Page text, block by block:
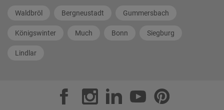
Waldbröl Bergneustadt Gummersbach
Königswinter Much Bonn Siegburg
Lindlar